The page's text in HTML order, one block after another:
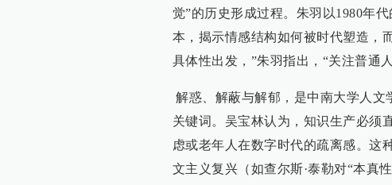
觉”的历史形成过程。朱羽以1980年
本，揭示情感结构如何被时代塑造，
具体性出发，”朱羽指出，“关注普通
解惑、解蔽与解郁，是中南大学人
关键词。吴宝林认为，知识生产必须
虑或老年人在数字时代的疏离感。这
文主义复兴（如查尔斯·泰勒对“本真